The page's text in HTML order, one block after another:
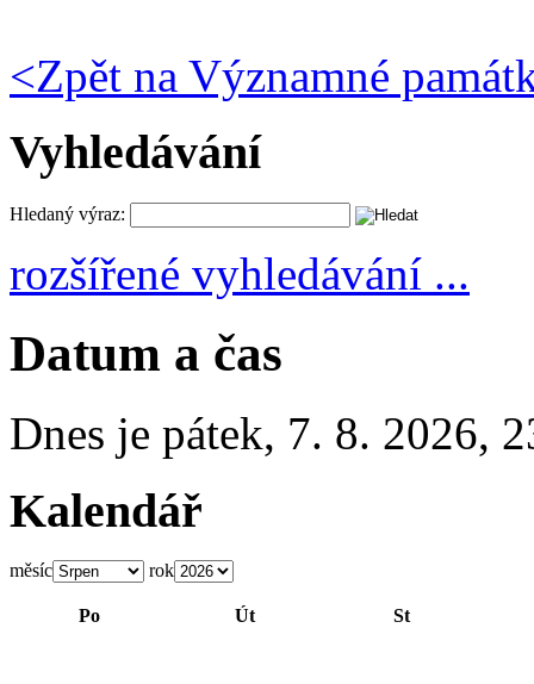
<Zpět na Významné
Vyhledávání
Hledaný výraz:
rozšířené vyhledávání ...
Datum a čas
Dnes je pátek, 7. 8. 2026,
Kalendář
měsíc rok
Po Út St